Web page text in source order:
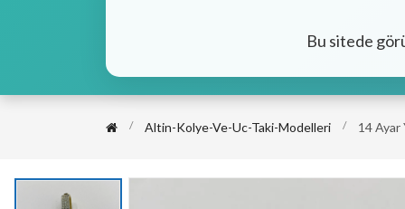
Bu sitede
Altin-Kolye-Ve-Uc-Taki-Modelleri 14 Ayar